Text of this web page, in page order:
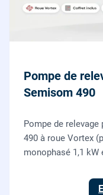
Pompe de
Semisom 490
Pompe de
490 à roue Vortex
monophasé 1,1
fournie et posée